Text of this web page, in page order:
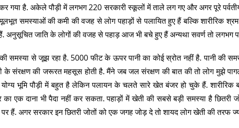
गया है. अकेले पौड़ी में लगभग 220 सरकारी स्कूलों में ताले लग गए और अगर पूरे
समस्याओं की कमी की वजह से लोग पहाड़ों से पलायित हुए हैं बल्कि शारीरिक
अनुसूचित जाति के लोगों की वजह से पहाड़ आज भी बचे हुए हैं अन्यथा सवर्ण तो लगभग
की समस्या से जूझ रहा है. 5000 फीट के ऊपर पानी का कोई स्रोत नहीं है. पानी की
के संरक्षण की जरूरत महसूस होती है. मैंने जब जल संरक्षण की बात की तो लोग मुझे
योग्य भूमि पौड़ी में बहुत है लेकिन पलायन के चलते सारे खेत बंजर हो चुके हैं.
का एक दाना भी पैदा नहीं कर सकता. पहाड़ों में खेती की सबसे बड़ी समस्या है
हैं. अगर सरकार इन छितरी जोतों को एक जगह जोड़ दे तो शायद लोग खेती की तरफ